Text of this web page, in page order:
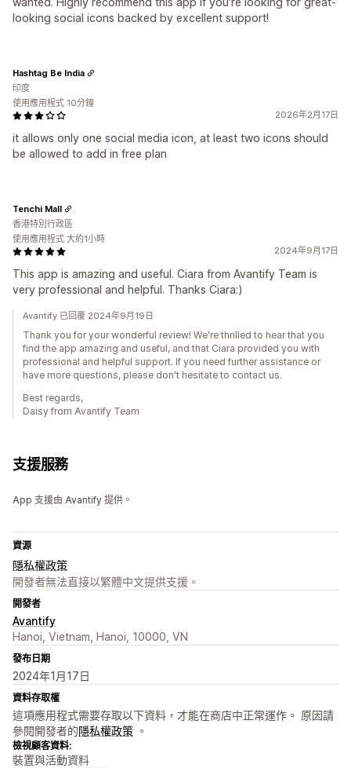
looking social icons backed by excellent support!
2026年2月17日
it allows only one social media icon, at least two icons should
be allowed to add in free plan
Hashtag Be India
印度
使用應用程式 10分鐘
2024年9月17日
This app is amazing and useful. Ciara from Avantify Team is
very professional and helpful. Thanks Ciara:)
Tenchi Mall
香港特別行政區
使用應用程式 大約1小時
Avantify 已回覆 2024年9月19日
Thank you for your wonderful review! We're thrilled to hear that you
find the app amazing and useful, and that Ciara provided you with
professional and helpful support. If you need further assistance or
have more questions, please don't hesitate to contact us.
Best regards,
Daisy from Avantify Team
支援服務
App 支援由 Avantify 提供。
資源
隱私權政策
開發者無法直接以繁體中文提供支援。
開發者
Avantify
Hanoi, Vietnam, Hanoi, 10000, VN
發布日期
2024年1月17日
資料存取權
這項應用程式需要存取以下資料，才能在商店中正常運作。 原因請
參閱開發者的隱私權政策 。
檢視顧客資料:
裝置與活動資料